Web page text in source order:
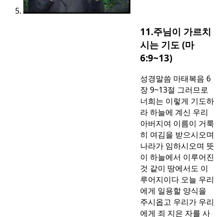
11.주님이 가르치
시는 기도 (마
6:9~13)
성경말씀 마태복음 6
장 9~13절 그러므로
너희는 이렇게 기도하
라 하늘에 계신 우리
아버지여 이름이 거룩
히 여김을 받으시오며
나라가 임하시오며 뜻
이 하늘에서 이루어진
것 같이 땅에서도 이
루어지이다 오늘 우리
에게 일용할 양식을
주시옵고 우리가 우리
에게 죄 지은 자를 사